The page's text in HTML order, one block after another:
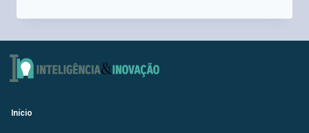
Início